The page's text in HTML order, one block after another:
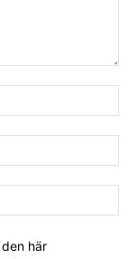
här